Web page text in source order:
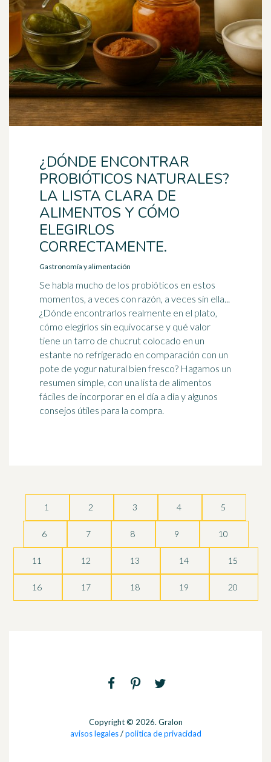
¿DÓNDE ENCONTRAR
PROBIÓTICOS NATURALES?
LA LISTA CLARA DE
ALIMENTOS Y CÓMO
ELEGIRLOS
CORRECTAMENTE.
Gastronomía y alimentación
Se habla mucho de los probióticos en estos
momentos, a veces con razón, a veces sin ella...
¿Dónde encontrarlos realmente en el plato,
cómo elegirlos sin equivocarse y qué valor
tiene un tarro de chucrut colocado en un
estante no refrigerado en comparación con un
pote de yogur natural bien fresco? Hagamos un
resumen simple, con una lista de alimentos
fáciles de incorporar en el día a día y algunos
consejos útiles para la compra.
1 2 3 4 5
6 7 8 9 10
11 12 13 14 15
16 17 18 19 20
Copyright © 2026. Gralon
avisos legales/politica de privacidad